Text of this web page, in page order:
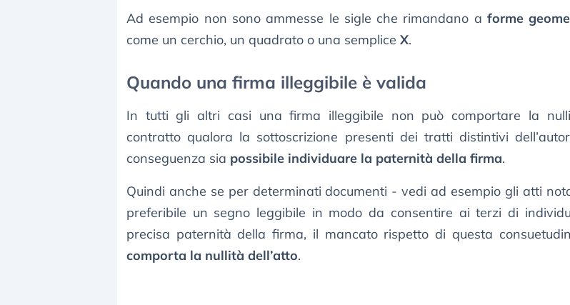
Ad esempio non sono ammesse le sigle che rimandano aforme
come un cerchio, un quadrato o una semplice X.
Quando una firma illeggibile è valida
In tutti gli altri casi una firma illeggibile non può comportare la
contratto qualora la sottoscrizione presenti dei tratti distintivi
conseguenza sia possibile individuare la paternità della firma.
Quindi anche se per determinati documenti - vedi ad esempio gli atti
preferibile un segno leggibile in modo da consentire ai terzi di
precisa paternità della firma, il mancato rispetto di questa
comporta la nullità dell’atto.